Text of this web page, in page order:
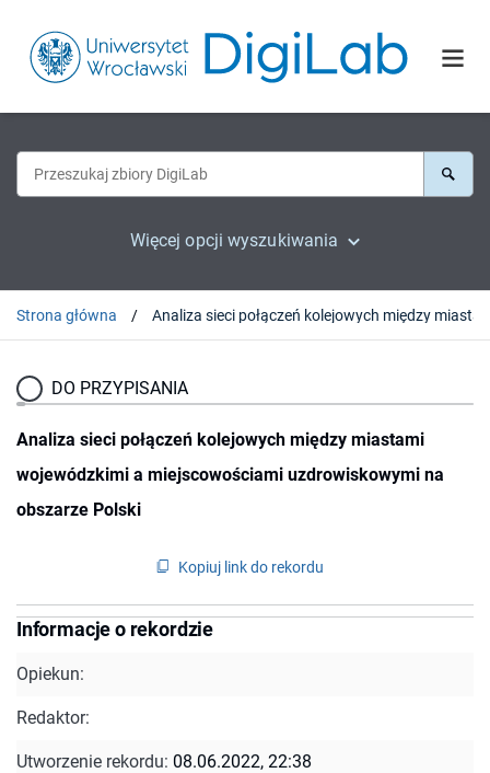
Więcej opcji wyszukiwania
Strona główna
DO PRZYPISANIA
Analiza sieci połączeń kolejowych między miastami
wojewódzkimi a miejscowościami uzdrowiskowymi na
obszarze Polski
Kopiuj link do rekordu
Informacje o rekordzie
Opiekun:
Redaktor:
Utworzenie rekordu: 08.06.2022, 22:38